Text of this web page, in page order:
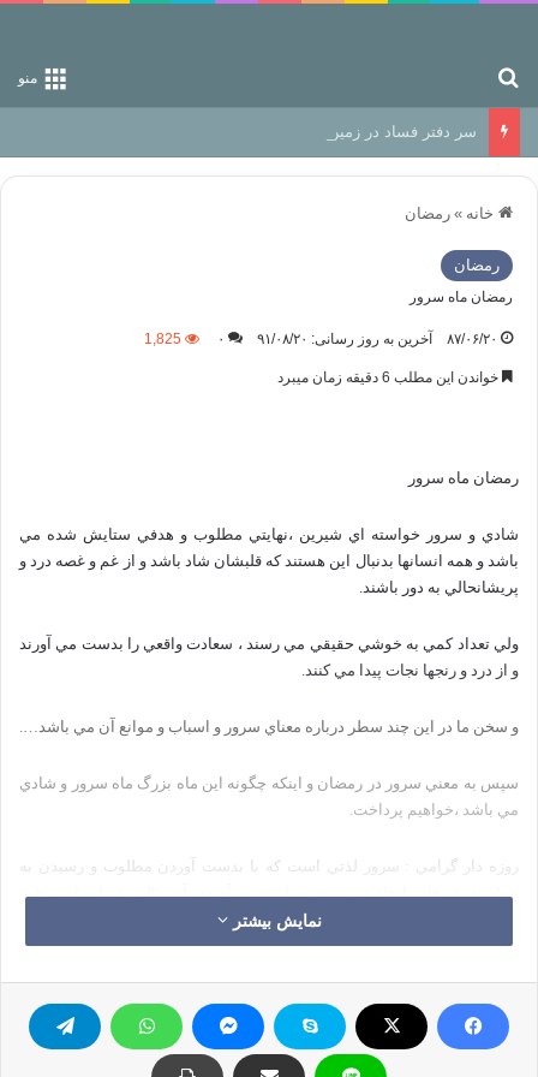
منو
سر دفتر فساد در زمین‌، دوری وکناره‌گیری از راه خداست‌!
خانه » رمضان
رمضان
رمضان ماه سرور
۸۷/۰۶/۲۰ آخرین به روز رسانی: ۹۱/۰۸/۲۰ ۰ 1,825
خواندن این مطلب 6 دقیقه زمان میبرد
رمضان ماه سرور
شادي و سرور خواسته اي شيرين ،نهايتي مطلوب و هدفي ستايش شده مي
باشد و همه انسانها بدنبال اين هستند كه قلبشان شاد باشد و از غم و غصه درد و
پريشانحالي به دور باشند.
ولي تعداد كمي به خوشي حقيقي مي رسند ، سعادت واقعي را بدست مي آورند
و از درد و رنجها نجات پيدا مي كنند.
و سخن ما در اين چند سطر درباره معناي سرور و اسباب و موانع آن مي باشد….
سپس به معني سرور در رمضان و اينكه چگونه اين ماه بزرگ ماه سرور و شادي
مي باشد ،خواهيم پرداخت.
روزه دار گرامي : سرور لذتي است كه با بدست آوردن مطلوب و رسيدن به
خواسته، در قلب ايجاد مي شود. و با بدست آوردن آن حالتي در انسان بوجود
مي آيد كه سرور و شادماني نام دارد.
دست دادي حالتي بوجود مي آيد كه غم و اندوه نام دارد.
شادماني بزرگترين نعمت، لذت و خوشي است كه قلب بدست مي آورد . پس
نمایش بیشتر